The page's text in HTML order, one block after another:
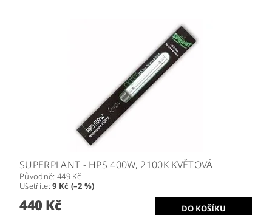
SUPERPLANT - HPS 400W, 2100K KVĚTOVÁ
Původně: 449 Kč
Ušetříte:9 Kč (–2 %)
440 Kč